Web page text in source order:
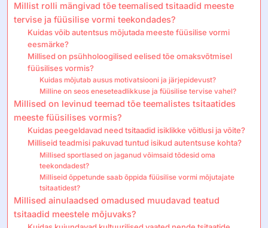
Millist rolli mängivad tõe teemalised tsitaadid meeste
tervise ja füüsilise vormi teekondades?
Kuidas võib autentsus mõjutada meeste füüsilise vormi
eesmärke?
Millised on psühholoogilised eelised tõe omaksvõtmisel
füüsilises vormis?
Kuidas mõjutab ausus motivatsiooni ja järjepidevust?
Milline on seos eneseteadlikkuse ja füüsilise tervise vahel?
Millised on levinud teemad tõe teemalistes tsitaatides
meeste füüsilises vormis?
Kuidas peegeldavad need tsitaadid isiklikke võitlusi ja võite?
Milliseid teadmisi pakuvad tuntud isikud autentsuse kohta?
Millised sportlased on jaganud võimsaid tõdesid oma
teekondadest?
Milliseid õppetunde saab õppida füüsilise vormi mõjutajate
tsitaatidest?
Millised ainulaadsed omadused muudavad teatud
tsitaadid meestele mõjuvaks?